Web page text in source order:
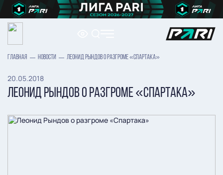
ГЛАВНАЯ НОВОСТИ ЛЕОНИД РЫНДОВ О РАЗГРОМЕ «СПАРТАКА»
20.05.2018
ЛЕОНИД РЫНДОВ О РАЗГРОМЕ «СПАРТАКА»